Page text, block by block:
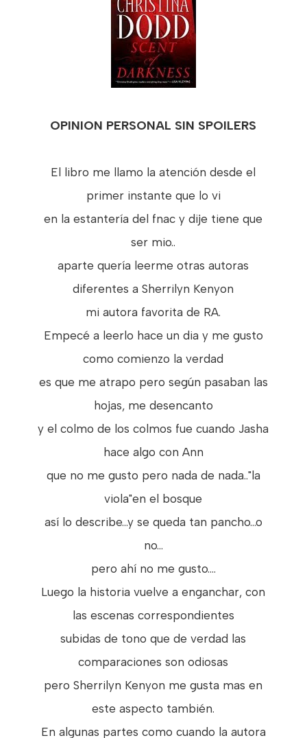
OPINION PERSONAL SIN SPOILERS
El libro me llamo la atención desde el
primer instante que lo vi
en la estantería del fnac y dije tiene que
ser mio..
aparte quería leerme otras autoras
diferentes a Sherrilyn Kenyon
mi autora favorita de RA.
Empecé a leerlo hace un dia y me gusto
como comienzo la verdad
es que me atrapo pero según pasaban las
hojas, me desencanto
y el colmo de los colmos fue cuando Jasha
hace algo con Ann
que no me gusto pero nada de nada.."la
viola"en el bosque
así lo describe...y se queda tan pancho...o
no...
pero ahí no me gusto....
Luego la historia vuelve a enganchar, con
las escenas correspondientes
subidas de tono que de verdad las
comparaciones son odiosas
pero Sherrilyn Kenyon me gusta mas en
este aspecto también.
En algunas partes como cuando la autora